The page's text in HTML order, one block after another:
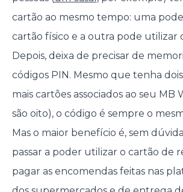
cartão ao mesmo tempo: uma
cartão físico e a outra pode utilizar
Depois, deixa de precisar de
códigos PIN. Mesmo que tenha
mais cartões associados ao seu MB
são oito), o código é sempre o
Mas o maior benefício é, sem
passar a poder utilizar o cartão de
pagar as encomendas feitas nas